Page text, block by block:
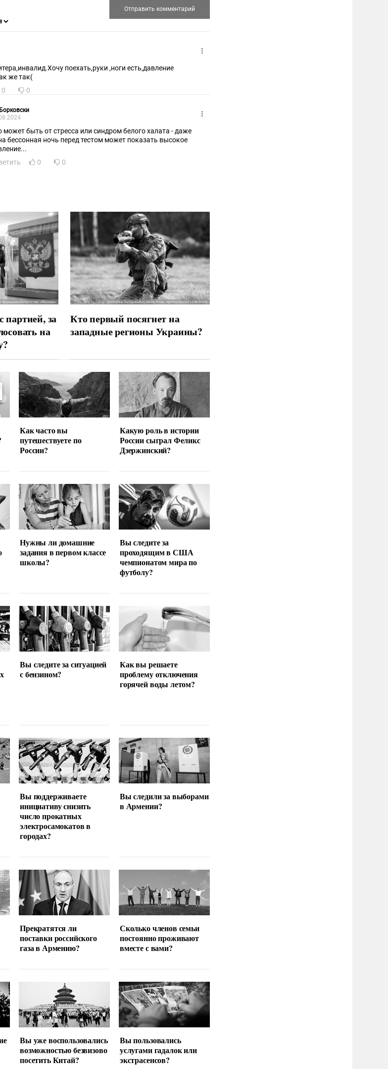
поехать,руки ,ноги есть,давление
же так(
0 0
может быть от стресса или синдром белого халата - даже
бессонная ночь перед тестом может показать высокое
0 0
партией, за
на
Кто первый посягнет на
западные регионы Украины?
Как часто вы
путешествуете по
России?
Какую роль в истории
России сыграл Феликс
Дзержинский?
Нужны ли домашние
задания в первом классе
школы?
Вы следите за
проходящим в США
чемпионатом мира по
футболу?
Вы следите за ситуацией
с бензином?
Как вы решаете
проблему отключения
горячей воды летом?
Вы поддерживаете
инициативу снизить
число прокатных
электросамокатов в
городах?
Вы следили за выборами
в Армении?
Прекратятся ли
поставки российского
газа в Армению?
Сколько членов семьи
постоянно проживают
вместе с вами?
Вы уже воспользовались
возможностью безвизово
посетить Китай?
Вы пользовались
услугами гадалок или
экстрасенсов?